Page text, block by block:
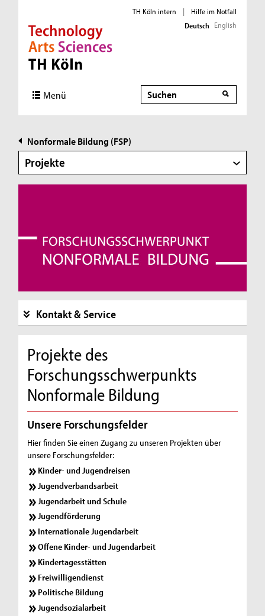
Direkt zur Hauptnavigation
Direkt zur Subnavigation
Direkt zum Inhalt
Direkt zum Fußbereich
TH Köln intern |
Hilfe im Notfall
Deutsch English
Menü Suche
Suche
Nonformale Bildung (FSP)
Projekte
Kontakt & Service
Projekte des
Forschungsschwerpunkts
Nonformale Bildung
Unsere Forschungsfelder
Hier finden Sie einen Zugang zu unseren Projekten über
unsere Forschungsfelder:
Kinder- und Jugendreisen
Jugendverbandsarbeit
Jugendarbeit und Schule
Jugendförderung
Internationale Jugendarbeit
Offene Kinder- und Jugendarbeit
Kindertagesstätten
Freiwilligendienst
Politische Bildung
Jugendsozialarbeit